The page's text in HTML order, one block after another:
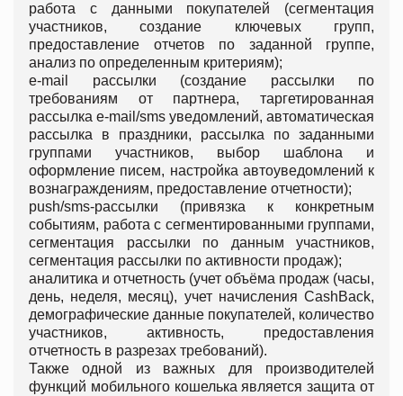
работа с данными покупателей (сегментация
участников, создание ключевых групп,
предоставление отчетов по заданной группе,
анализ по определенным критериям);
e-mail рассылки (создание рассылки по
требованиям от партнера, таргетированная
рассылка e-mail/sms уведомлений, автоматическая
рассылка в праздники, рассылка по заданными
группами участников, выбор шаблона и
оформление писем, настройка автоуведомлений к
вознаграждениям, предоставление отчетности);
push/sms-рассылки (привязка к конкретным
событиям, работа с сегментированными группами,
сегментация рассылки по данным участников,
сегментация рассылки по активности продаж);
аналитика и отчетность (учет объёма продаж (часы,
день, неделя, месяц), учет начисления CashBack,
демографические данные покупателей, количество
участников, активность, предоставления
отчетность в разрезах требований).
Также одной из важных для производителей
функций мобильного кошелька является защита от